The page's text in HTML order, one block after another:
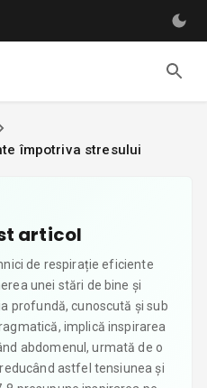
împotriva stresului
articol
de respirație eficiente
unei stări de bine și
profundă, cunoscută și sub
implică inspirarea
abdomenul, urmată de o
astfel tensiunea și